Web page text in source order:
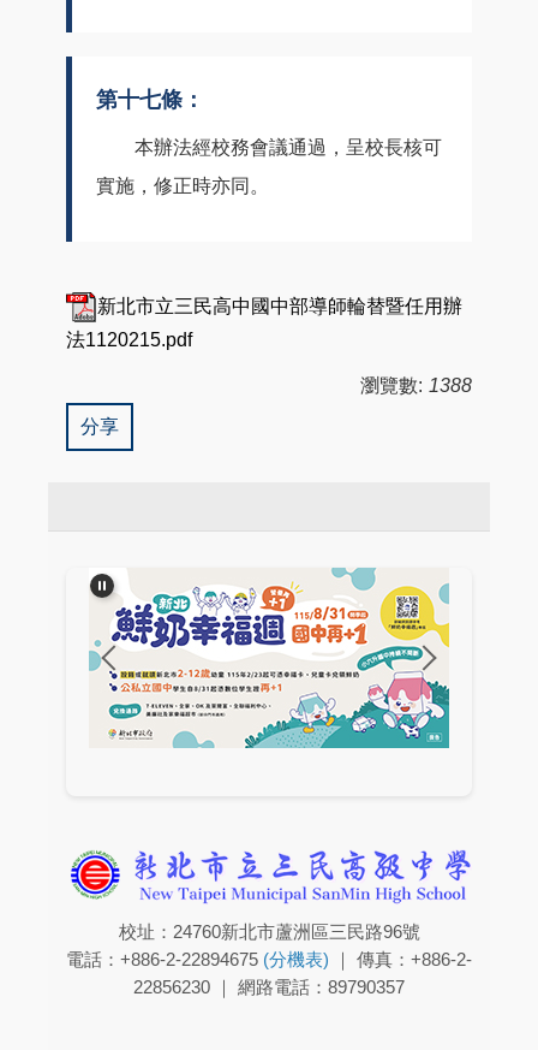
第十七條：
本辦法經校務會議通過，呈校長核可
實施，修正時亦同。
新北市立三民高中國中部導師輪替暨任用辦
法1120215.pdf
瀏覽數: 1388
分享
校址：24760新北市蘆洲區三民路96號
電話：+886-2-22894675 (分機表) ｜ 傳真：+886-2-
22856230 ｜ 網路電話：89790357